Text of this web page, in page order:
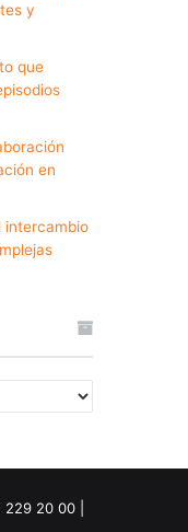
y
que
en
intercambio
20 00 |